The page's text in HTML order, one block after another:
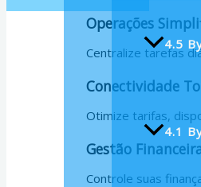
4.5
4.1
Operações
Centralize tarefas
Conectividade
Otimize tarifas,
Gestão
Controle suas